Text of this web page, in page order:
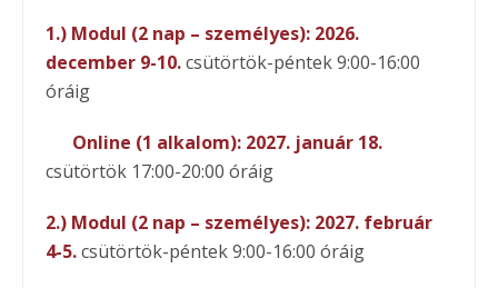
1.) Modul (2 nap – személyes): 2026.
december 9-10.csütörtök-péntek 9:00-16:00
óráig
Online (1 alkalom): 2027. január 18.
csütörtök 17:00-20:00 óráig
2.) Modul (2 nap – személyes): 2027. február
4-5.csütörtök-péntek 9:00-16:00 óráig